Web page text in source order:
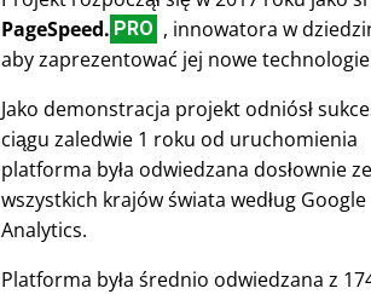
PageSpeed. PRO , innowatora w
aby zaprezentować jej nowe
Jako demonstracja projekt odniósł
ciągu zaledwie 1 roku od uruchomienia
platforma była odwiedzana dosłownie ze
wszystkich krajów świata według Google
Analytics.
Platforma była średnio odwiedzana z